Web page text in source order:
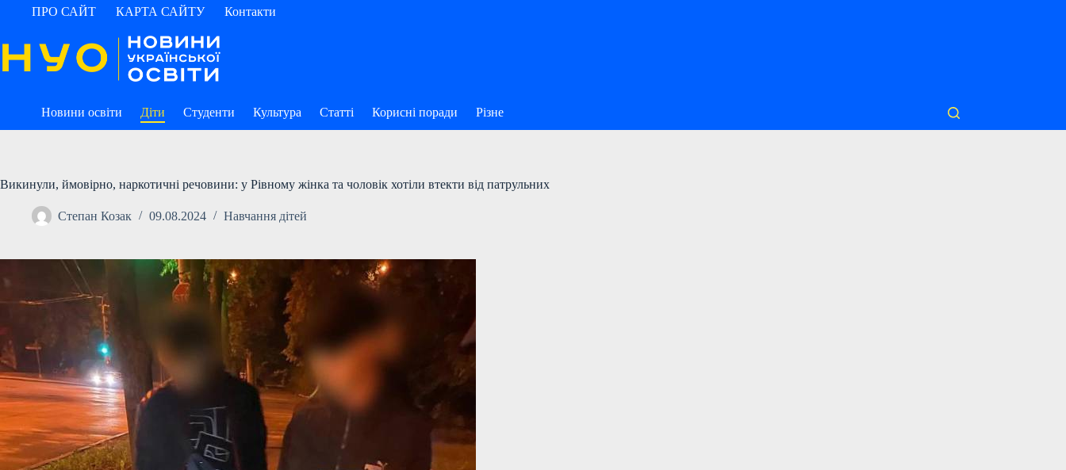
ПерейтиПРО САЙТ КАРТА САЙТУ Контакти
Новини освіти Діти Студенти Культура Статті Корисні поради Різне
Викинули, ймовірно, наркотичні речовини: у Рівному жінка та чоловік хотіли втекти від патрульних
Степан Козак 09.08.2024 Навчання дітей